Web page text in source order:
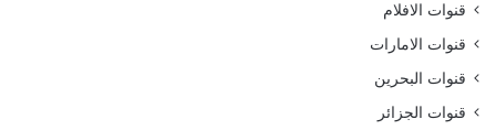
قنوات الافلام
قنوات الامارات
قنوات البحرين
قنوات الجزائر